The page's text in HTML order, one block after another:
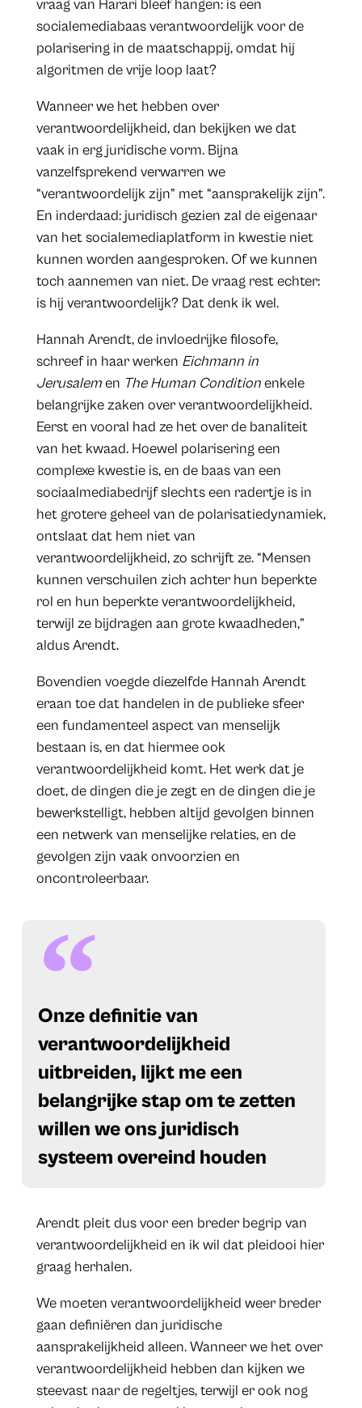
vraag van Harari bleef hangen: is een
socialemediabaas verantwoordelijk voor de
polarisering in de maatschappij, omdat hij
algoritmen de vrije loop laat?
Wanneer we het hebben over
verantwoordelijkheid, dan bekijken we dat
vaak in erg juridische vorm. Bijna
vanzelfsprekend verwarren we
“verantwoordelijk zijn” met “aansprakelijk zijn”.
En inderdaad: juridisch gezien zal de eigenaar
van het socialemediaplatform in kwestie niet
kunnen worden aangesproken. Of we kunnen
toch aannemen van niet. De vraag rest echter:
is hij verantwoordelijk? Dat denk ik wel.
Hannah Arendt, de invloedrijke filosofe,
schreef in haar werken Eichmann in
Jerusalemen The Human Conditionenkele
belangrijke zaken over verantwoordelijkheid.
Eerst en vooral had ze het over de banaliteit
van het kwaad. Hoewel polarisering een
complexe kwestie is, en de baas van een
sociaalmediabedrijf slechts een radertje is in
het grotere geheel van de polarisatiedynamiek,
ontslaat dat hem niet van
verantwoordelijkheid, zo schrijft ze. “Mensen
kunnen verschuilen zich achter hun beperkte
rol en hun beperkte verantwoordelijkheid,
terwijl ze bijdragen aan grote kwaadheden,”
aldus Arendt.
Bovendien voegde diezelfde Hannah Arendt
eraan toe dat handelen in de publieke sfeer
een fundamenteel aspect van menselijk
bestaan is, en dat hiermee ook
verantwoordelijkheid komt. Het werk dat je
doet, de dingen die je zegt en de dingen die je
bewerkstelligt, hebben altijd gevolgen binnen
een netwerk van menselijke relaties, en de
gevolgen zijn vaak onvoorzien en
oncontroleerbaar.
Onze definitie van
verantwoordelijkheid
uitbreiden, lijkt me een
belangrijke stap om te zetten
willen we ons juridisch
systeem overeind houden
Arendt pleit dus voor een breder begrip van
verantwoordelijkheid en ik wil dat pleidooi hier
graag herhalen.
We moeten verantwoordelijkheid weer breder
gaan definiëren dan juridische
aansprakelijkheid alleen. Wanneer we het over
verantwoordelijkheid hebben dan kijken we
steevast naar de regeltjes, terwijl er ook nog